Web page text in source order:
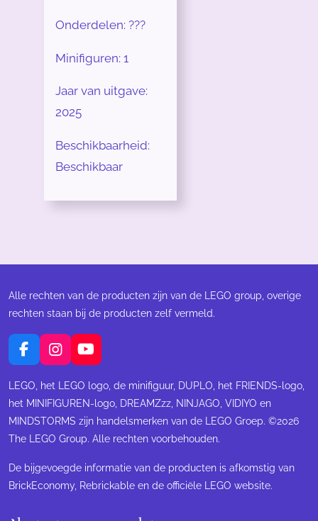
Onderdelen: ???
Minifiguren: 1
Jaar van uitgave:
2025
Beschikbaarheid:
Beschikbaar
Alle rechten van de producten zijn van de LEGO group, overige
rechten staan bij de producten zelf vermeld.
F
a
c
e
o
o
I
n
s
t
g
r
m
Y
o
u
T
b
e
LEGO, het LEGO logo, de minifiguur, DUPLO, het FRIENDS-logo,
het MINIFIGUREN-logo, DREAMZzz, NINJAGO, VIDIYO en
MINDSTORMS zijn handelsmerken van de LEGO Groep. ©2026
The LEGO Group. Alle rechten voorbehouden.
De bijgevoegde informatie van de producten is afkomstig van
BrickEconomy, Rebrickable en de officiële LEGO website.